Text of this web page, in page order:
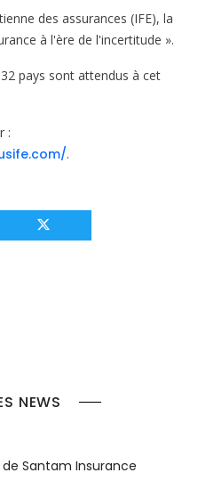
des assurances (IFE), la
à l'ère de l'incertitude ».
pays sont attendus à cet
:
.
NEWS
Santam Insurance